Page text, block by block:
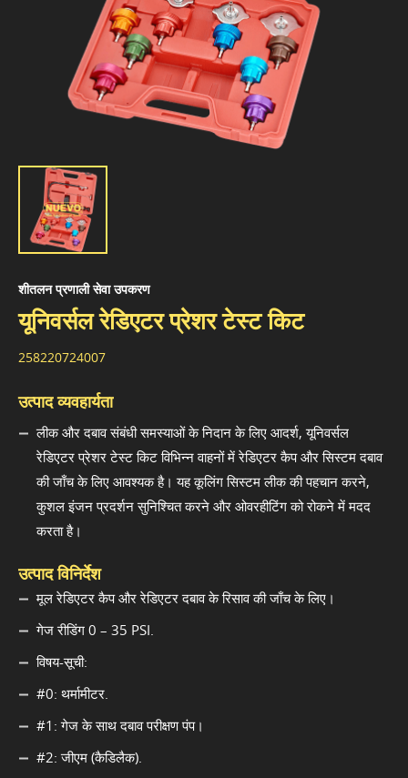
शीतलन प्रणाली सेवा उपकरण
यूनिवर्सल रेडिएटर प्रेशर टेस्ट किट
258220724007
उत्पाद व्यवहार्यता
लीक और दबाव संबंधी समस्याओं के निदान के लिए आदर्श, यूनिवर्सल
रेडिएटर प्रेशर टेस्ट किट विभिन्न वाहनों में रेडिएटर कैप और सिस्टम दबाव
की जाँच के लिए आवश्यक है। यह कूलिंग सिस्टम लीक की पहचान करने,
कुशल इंजन प्रदर्शन सुनिश्चित करने और ओवरहीटिंग को रोकने में मदद
करता है।
उत्पाद विनिर्देश
मूल रेडिएटर कैप और रेडिएटर दबाव के रिसाव की जाँच के लिए।
गेज रीडिंग 0 – 35 PSI.
विषय-सूची:
#0: थर्मामीटर.
#1: गेज के साथ दबाव परीक्षण पंप।
#2: जीएम (कैडिलैक).